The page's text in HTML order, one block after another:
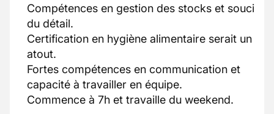
Compétences en gestion des stocks et souci
du détail.
Certification en hygiène alimentaire serait un
atout.
Fortes compétences en communication et
capacité à travailler en équipe.
Commence à 7h et travaille du weekend.